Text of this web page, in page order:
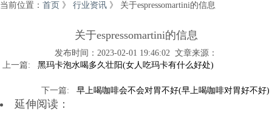
当前位置： 首页 》 行业资讯 》 关于espressomartini的信息
关于espressomartini的信息
发布时间：2023-02-01 19:46:02 文章来源：
黑玛卡泡水喝多久壮阳(女人吃玛卡有什么好处)
早上喝咖啡会不会对胃不好(早上喝咖啡对胃好不好)
延伸阅读：